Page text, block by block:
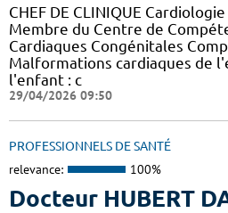
CHEF DE CLINIQUE
Membre du Centre de
Cardiaques Congénitales
Malformations cardiaques de
l'enfant : c
29/04/2026 09:50
PROFESSIONNELS DE SANTÉ
relevance: 100%
Docteur HUBERT